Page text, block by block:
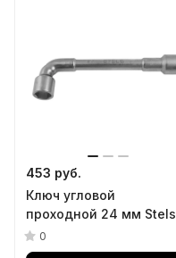
453 руб.
Ключ угловой
проходной 24 мм Stels
0